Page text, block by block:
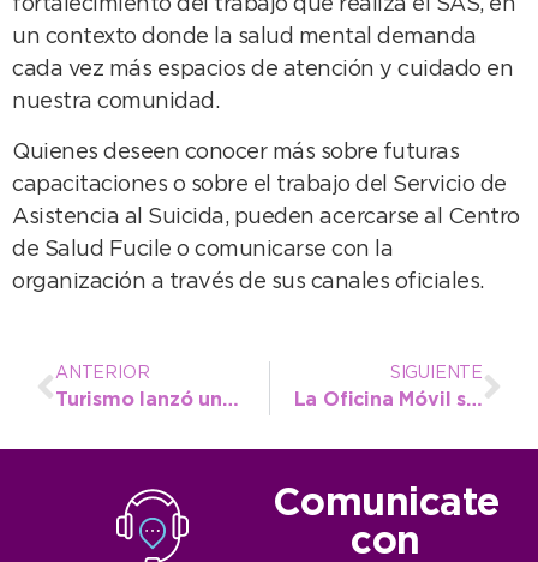
fortalecimiento del trabajo que realiza el SAS, en
un contexto donde la salud mental demanda
cada vez más espacios de atención y cuidado en
nuestra comunidad.
Quienes deseen conocer más sobre futuras
capacitaciones o sobre el trabajo del Servicio de
Asistencia al Suicida, pueden acercarse al Centro
de Salud Fucile o comunicarse con la
organización a través de sus canales oficiales.
ANTERIOR
Turismo lanzó una promoción con la pesca como experiencia a vivir en Necochea
SIGUIENTE
La Oficina Móvil suma servicios: capacitación en RCP, vacunación y contacto directo con el intendente
Comunicate
con